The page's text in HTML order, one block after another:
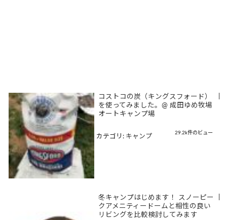
コストコの炭（キングスフォード）
を使ってみました。@ 成田ゆめ牧場
オートキャンプ場
29.2k件のビュー
カテゴリ: キャンプ
冬キャンプはじめます！ スノーピー
クアメニティードームと相性の良い
リビングを比較検討してみます